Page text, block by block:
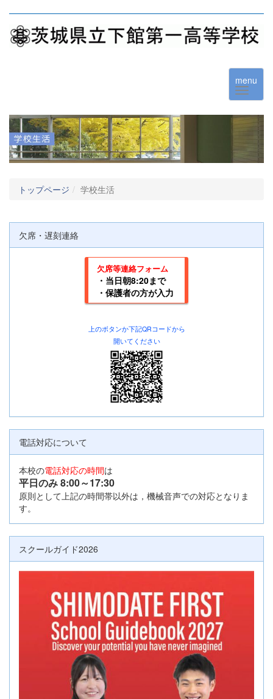
menu
トップページ 学校生活
欠席・遅刻連絡
欠席等連絡フォーム
・当日朝8:20まで
・保護者の方が入力
上のボタンか下記QRコードから
開いてください
電話対応について
本校の電話対応の時間は
平日のみ 8:00～17:30
原則として上記の時間帯以外は，機械音声での対応となりま
す。
スクールガイド2026